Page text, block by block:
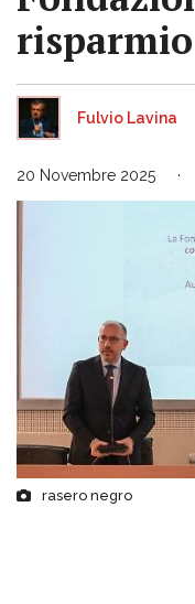
Fulvio Lavina
20 Novembre 2025
rasero negro